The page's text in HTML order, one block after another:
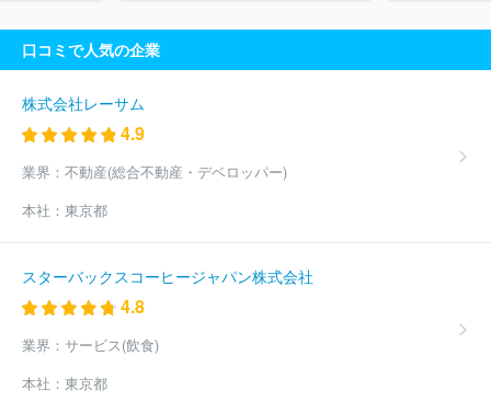
ステムズ株式会社
株式会社日立システムズ
第一ライフテクノク
ロス株式会社
株式会社ピーエスシー
立ソリューションズ・クリエイト
ト株式会社
株式会社日本総合研究所
株式会社システムリサーチ
口コミで人気の企業
株式会社レーサム
4.9
業界： 不動産(総合不動産・デベロッパー)
本社： 東京都
スターバックスコーヒージャパン株式会社
4.8
業界： サービス(飲食)
本社： 東京都